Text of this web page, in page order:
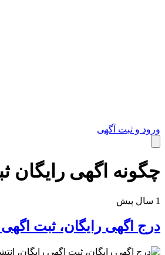
خدمات
ورود و ثبت آگهی
چگونه اگهی رایگان
1 سال پیش
درج اگهی رایگان، ثبت اگهی